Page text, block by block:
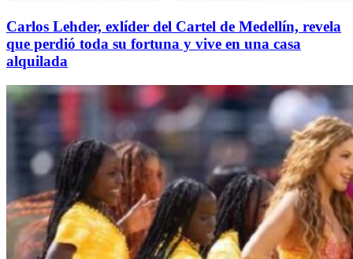
Carlos Lehder, exlíder del Cartel de Medellín, revela
que perdió toda su fortuna y vive en una casa
alquilada